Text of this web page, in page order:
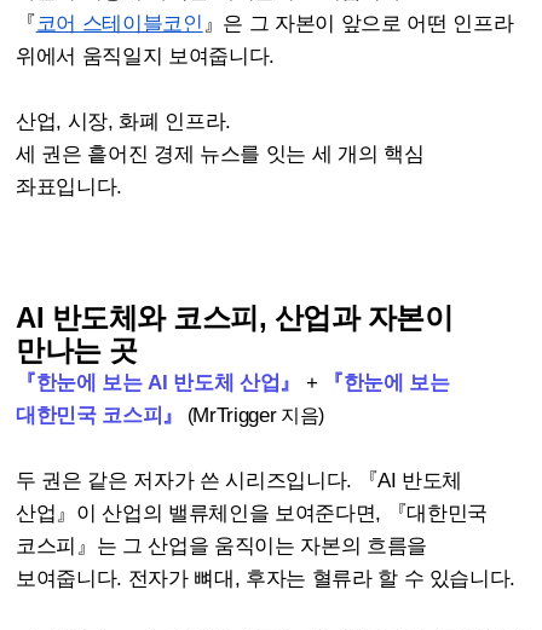
『코어 스테이블코인 』은 그 자본이 앞으로 어떤 인프라
위에서 움직일지 보여줍니다.
산업, 시장, 화폐 인프라.
세 권은 흩어진 경제 뉴스를 잇는 세 개의 핵심
좌표입니다.
AI 반도체와 코스피, 산업과 자본이
만나는 곳
『한눈에 보는 AI 반도체 산업』 +
『한눈에 보는
대한민국 코스피』
(MrTrigger지음)
두 권은 같은 저자가 쓴 시리즈입니다. 『AI 반도체
산업』이 산업의 밸류체인을 보여준다면, 『대한민국
코스피』는 그 산업을 움직이는 자본의 흐름을
보여줍니다. 전자가 뼈대, 후자는 혈류라 할 수 있습니다.